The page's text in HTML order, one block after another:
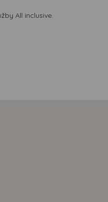
All inclusive.